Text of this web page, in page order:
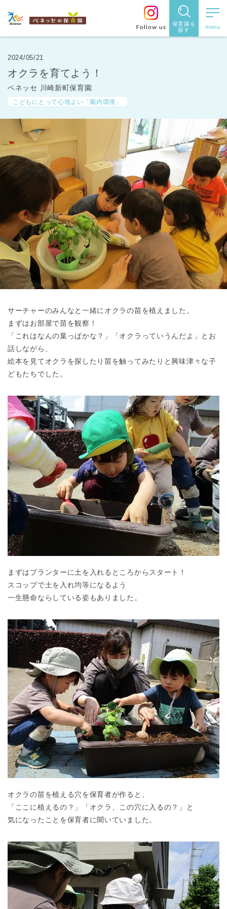
保育園を
探す
保育園を探す
名から探
都道府県
から探す
東京都
東京都 全域
2024/05/21
オクラを育てよう！
ベネッセ 川崎新町保育園
こどもにとって心地よい「園内環境」
サーチャーのみんなと一緒にオクラの苗を植えました。
まずはお部屋で苗を観察！
「これはなんの葉っぱかな？」「オクラっていうんだよ」とお
話しながら、
絵本を見てオクラを探したり苗を触ってみたりと興味津々な子
どもたちでした。
まずはプランターに土を入れるところからスタート！
スコップで土を入れ均等になるよう
一生懸命ならしている姿もありました。
オクラの苗を植える穴を保育者が作ると、
「ここに植えるの？」「オクラ、この穴に入るの？」と
気になったことを保育者に聞いていました。